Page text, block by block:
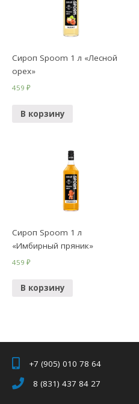
Сироп Spoom 1 л «Лесной
орех»
459₽
В корзину
Сироп Spoom 1 л
«Имбирный пряник»
459₽
В корзину
+7 (905) 010 78 64
8 (831) 437 84 27